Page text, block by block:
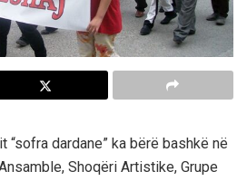
dardane” ka bërë bashkë në
Shoqëri Artistike, Grupe